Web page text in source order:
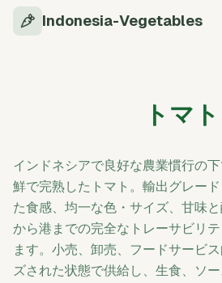
Indonesia-Vegetables
トマト
インドネシアで良好な農業慣行の
鮮で完熟したトマト。輸出グレー
た食感、均一な色・サイズ、甘味
から港までの完全なトレーサビリ
ます。小売、卸売、フードサービ
ズされた状態で供給し、生食、ソ